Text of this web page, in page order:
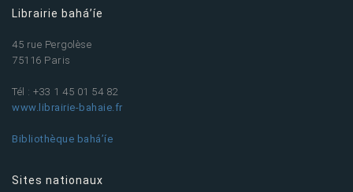
Librairie bahá’íe
45 rue Pergolèse
75116 Paris
Tél : +33 1 45 01 54 82
www.librairie-bahaie.fr
Bibliothèque bahá’íe
Sites nationaux